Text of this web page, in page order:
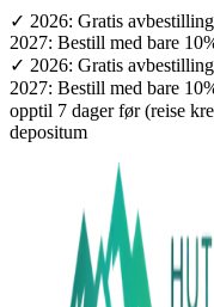
✓ 2026: Gratis
2027: Bestill med bare
✓ 2026: Gratis
2027: Bestill med bare
opptil 7 dager før (reise
depositum